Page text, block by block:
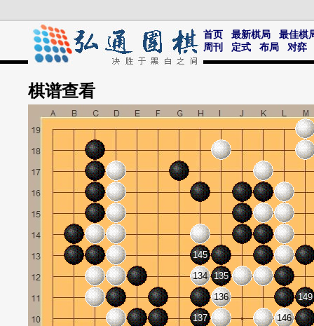
首页 最新棋局
最佳棋
周刊
定式 布局 对弈
棋谱查看
134 135
136
137
145
146
149